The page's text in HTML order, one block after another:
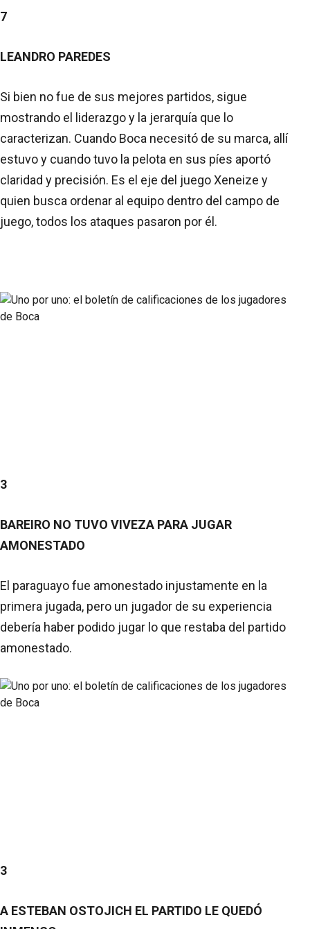
7
LEANDRO PAREDES
Si bien no fue de sus mejores partidos, sigue
mostrando el liderazgo y la jerarquía que lo
caracterizan. Cuando Boca necesitó de su marca, allí
estuvo y cuando tuvo la pelota en sus píes aportó
claridad y precisión. Es el eje del juego Xeneize y
quien busca ordenar al equipo dentro del campo de
juego, todos los ataques pasaron por él.
3
BAREIRO NO TUVO VIVEZA PARA JUGAR
AMONESTADO
El paraguayo fue amonestado injustamente en la
primera jugada, pero un jugador de su experiencia
debería haber podido jugar lo que restaba del partido
amonestado.
3
A ESTEBAN OSTOJICH EL PARTIDO LE QUEDÓ